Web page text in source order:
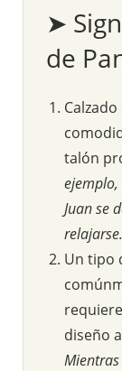
➤
de
talón
Juan se
relajarse.
Un tipo
diseño